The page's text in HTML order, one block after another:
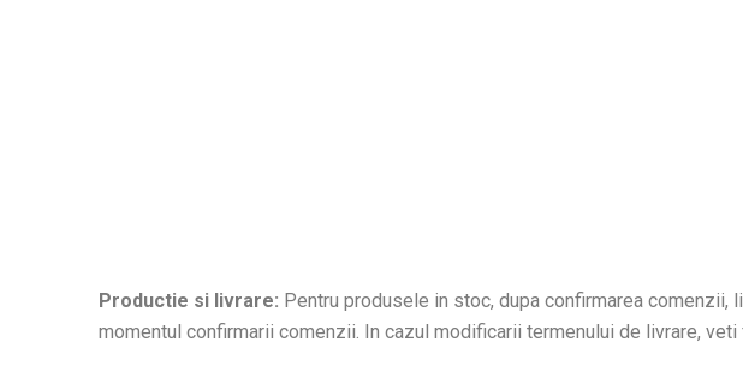
Productie si livrare: Pentru produsele in stoc, dupa confirmarea comenzii,
momentul confirmarii comenzii. In cazul modificarii termenului de livrare, veti